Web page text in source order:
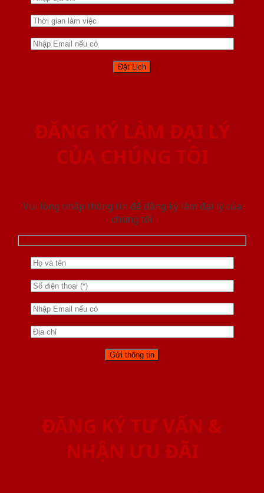
ĐĂNG KÝ LÀM ĐẠI LÝ
CỦA CHÚNG TÔI
Vui lòng nhập thông tin để đăng ký làm đại lý của
chúng tôi
ĐĂNG KÝ TƯ VẤN &
NHẬN ƯU ĐÃI